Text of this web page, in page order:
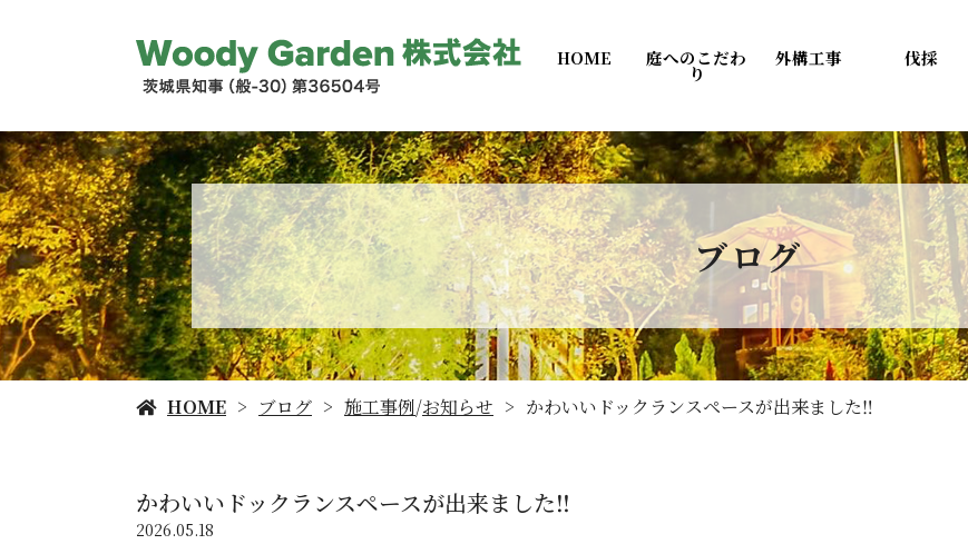
HOME 庭へのこだわ
り
外構工事 伐採
ブログ
HOME ブログ 施工事例/お知らせ かわいいドックランスペースが出来ました‼️
かわいいドックランスペースが出来ました‼️
2026.05.18